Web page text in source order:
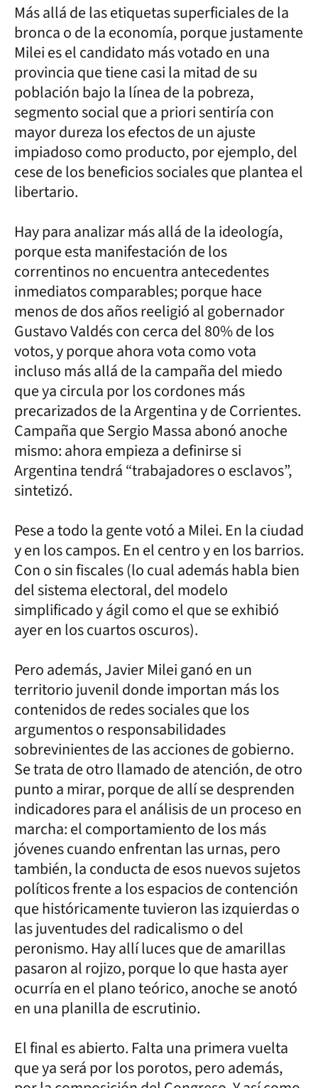
Más allá de las etiquetas superficiales de la
bronca o de la economía, porque justamente
Milei es el candidato más votado en una
provincia que tiene casi la mitad de su
población bajo la línea de la pobreza,
segmento social que a priori sentiría con
mayor dureza los efectos de un ajuste
impiadoso como producto, por ejemplo, del
cese de los beneficios sociales que plantea el
libertario.
Hay para analizar más allá de la ideología,
porque esta manifestación de los
correntinos no encuentra antecedentes
inmediatos comparables; porque hace
menos de dos años reeligió al gobernador
Gustavo Valdés con cerca del 80% de los
votos, y porque ahora vota como vota
incluso más allá de la campaña del miedo
que ya circula por los cordones más
precarizados de la Argentina y de Corrientes.
Campaña que Sergio Massa abonó anoche
mismo: ahora empieza a definirse si
Argentina tendrá “trabajadores o esclavos”,
sintetizó.
Pese a todo la gente votó a Milei. En la ciudad
y en los campos. En el centro y en los barrios.
Con o sin fiscales (lo cual además habla bien
del sistema electoral, del modelo
simplificado y ágil como el que se exhibió
ayer en los cuartos oscuros).
Pero además, Javier Milei ganó en un
territorio juvenil donde importan más los
contenidos de redes sociales que los
argumentos o responsabilidades
sobrevinientes de las acciones de gobierno.
Se trata de otro llamado de atención, de otro
punto a mirar, porque de allí se desprenden
indicadores para el análisis de un proceso en
marcha: el comportamiento de los más
jóvenes cuando enfrentan las urnas, pero
también, la conducta de esos nuevos sujetos
políticos frente a los espacios de contención
que históricamente tuvieron las izquierdas o
las juventudes del radicalismo o del
peronismo. Hay allí luces que de amarillas
pasaron al rojizo, porque lo que hasta ayer
ocurría en el plano teórico, anoche se anotó
en una planilla de escrutinio.
El final es abierto. Falta una primera vuelta
que ya será por los porotos, pero además,